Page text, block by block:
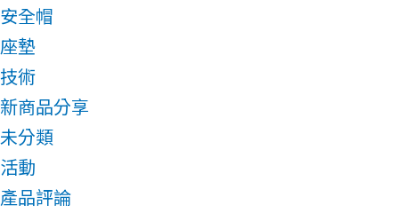
安全帽
座墊
技術
新商品分享
未分類
活動
產品評論